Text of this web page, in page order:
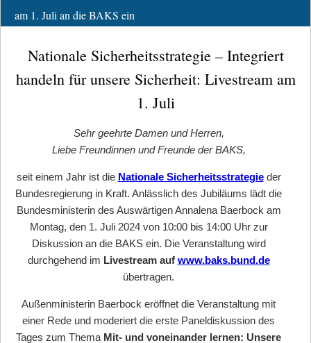
am 1. Juli an die BAKS ein
Nationale Sicherheitsstrategie – Integriert
handeln für unsere Sicherheit: Livestream am
1. Juli
Sehr geehrte Damen und Herren,
Liebe Freundinnen und Freunde der BAKS,
seit einem Jahr ist die Nationale Sicherheitsstrategieder
Bundesregierung in Kraft. Anlässlich des Jubiläums lädt die
Bundesministerin des Auswärtigen Annalena Baerbock am
Montag, den 1. Juli 2024 von 10:00 bis 14:00 Uhr zur
Diskussion an die BAKS ein. Die Veranstaltung wird
durchgehend im Livestream auf www.baks.bund.de
übertragen.
Außenministerin Baerbock eröffnet die Veranstaltung mit
einer Rede und moderiert die erste Paneldiskussion des
Tages zum Thema Mit- und voneinander lernen: Unsere